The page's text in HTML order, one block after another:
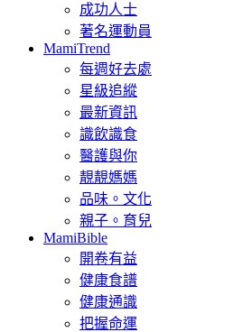
成功人士
著名運動員
MamiTrend
每週好去處
星級追縱
最新資訊
識飲識食
醫護與你
靚靚媽媽
品味。文化
親子。育兒
MamiBible
開卷有益
健康食譜
健康通識
把握命運